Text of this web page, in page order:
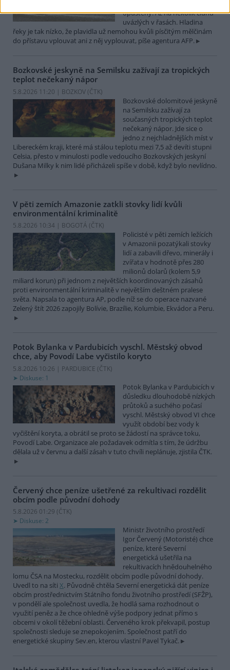
opuštěný. Až na několik člunů
uvázlých v řasách. Hladina
řeky je tak nízko, že plavidla už nemohou kvůli písčitým mělčinám
do přístavu vplouvat ani z něj vyplouvat, píše agentura AFP.
Bozkovské jeskyně na Semilsku zažívají za tropických
teplot nečekaný nápor
5.8.2026 11:20 | BOZKOV (ČTK)
Bozkovské dolomitové jeskyně
na Semilsku zažívají za
současných tropických teplot
nečekaný nápor. Jde sice o
jedno z nejchladnějších míst v
Libereckém kraji, které má stálou teplotu mezi 7,5 až devíti stupni
Celsia, přesto v minulosti podle vedoucího Bozkovských jeskyní
Dušana Milky k nim lidé přicházeli spíše v době, když bylo nevlídno.
V pěti zemích Amazonie zatkli stovky lidí kvůli
environmentální kriminalitě
5.8.2026 10:34 | BOGOTÁ (ČTK)
Policisté v pěti zemích ležících
v Amazonii pozatýkali stovky
lidí a zabavili dřevo, minerály i
zvířata v hodnotě přes 280
milionů dolarů (kolem 5,9
miliard korun) při jednom z největších koordinovaných zásahů
proti environmentální kriminalitě v největším deštném pralese
světa. Napsala to agentura AP, podle níž se do operace nazvané
Zelený štít 2026 zapojily Bolívie, Brazílie, Kolumbie, Ekvádor a Peru.
Potok Bylanka v Pardubicích vyschl. Městský obvod
chce, aby Povodí Labe vyčistilo koryto
5.8.2026 10:26 | PARDUBICE (ČTK)
Diskuse: 1
Potok Bylanka v Pardubicích v
důsledku dlouhodobě nízkých
průtoků a suchého počasí
vyschl. Městský obvod VI chce
využít období bez vody k
vyčištění koryta, a obrátil se proto se žádostí na správce toku,
Povodí Labe. Organizace ale požadavek odmítla s tím, že údržbu
dělala už v červnu a další zásah v tuto chvíli neplánuje, zjistila ČTK.
Červený chce peníze ušetřené za rekultivaci rozdělit
obcím podle původní dohody
5.8.2026 01:29 (ČTK)
Diskuse: 2
Ministr životního prostředí
Igor Červený (Motoristé) chce
peníze, které Severní
energetická ušetřila na
rekultivacích hnědouhelného
lomu ČSA na Mostecku, rozdělit obcím podle původní dohody.
Uvedl to na síti X. Původně chtěla Severní energetická dát peníze
obcím prostřednictvím Státního fondu životního prostředí (SFŽP),
v pondělí ale společnost uvedla, že hodlá sama rozhodnout o
využití peněz a že chce ohledně výše podpory jednat přímo s
obcemi v okolí těžební oblasti. Červeného krok překvapil, postup
společnosti sleduje se znepokojením. Společnost patří do
energetické skupiny Sev.en, kterou vlastní Pavel Tykač.